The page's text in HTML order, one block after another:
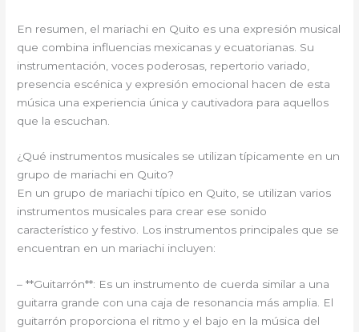
En resumen, el mariachi en Quito es una expresión musical
que combina influencias mexicanas y ecuatorianas. Su
instrumentación, voces poderosas, repertorio variado,
presencia escénica y expresión emocional hacen de esta
música una experiencia única y cautivadora para aquellos
que la escuchan.
¿Qué instrumentos musicales se utilizan típicamente en un
grupo de mariachi en Quito?
En un grupo de mariachi típico en Quito, se utilizan varios
instrumentos musicales para crear ese sonido
característico y festivo. Los instrumentos principales que se
encuentran en un mariachi incluyen:
– **Guitarrón**: Es un instrumento de cuerda similar a una
guitarra grande con una caja de resonancia más amplia. El
guitarrón proporciona el ritmo y el bajo en la música del